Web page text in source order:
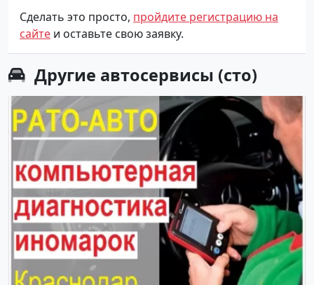
Сделать это просто, пройдите регистрацию на
сайте и оставьте свою заявку.
Другие автосервисы (сто)